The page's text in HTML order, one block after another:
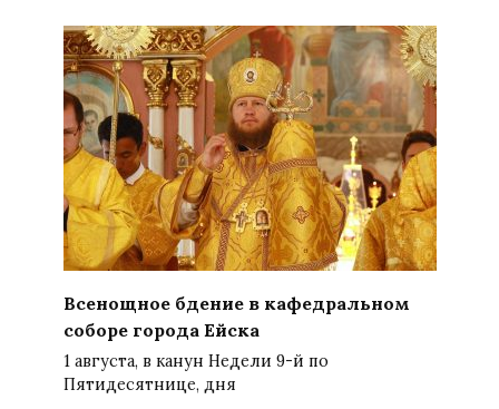
Всенощное бдение в кафедральном
соборе города Ейска
1 августа, в канун Недели 9-й по
Пятидесятнице, дня